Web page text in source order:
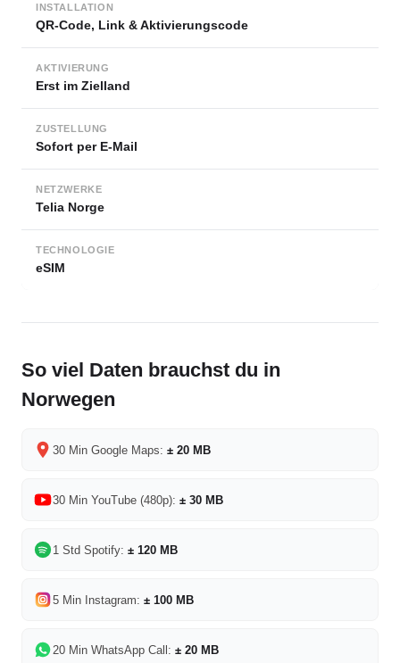
INSTALLATION
QR-Code, Link & Aktivierungscode
AKTIVIERUNG
Erst im Zielland
ZUSTELLUNG
Sofort per E-Mail
NETZWERKE
Telia Norge
TECHNOLOGIE
eSIM
So viel Daten brauchst du in
Norwegen
30 Min Google Maps: ± 20 MB
30 Min YouTube (480p): ± 30 MB
1 Std Spotify: ± 120 MB
5 Min Instagram: ± 100 MB
20 Min WhatsApp Call: ± 20 MB